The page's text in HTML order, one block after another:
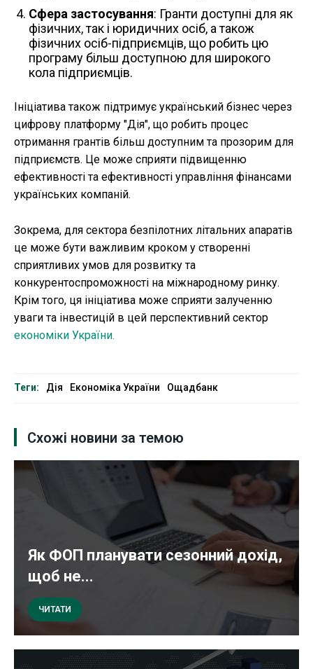
Сфера застосування: Гранти доступні для як
фізичних, так і юридичних осіб, а також
фізичних осіб-підприємців, що робить цю
програму більш доступною для широкого
кола підприємців.
Ініціатива також підтримує український бізнес через
цифрову платформу "Дія", що робить процес
отримання грантів більш доступним та прозорим для
підприємств. Це може сприяти підвищенню
ефективності та ефективності управління фінансами
українських компаній.
Зокрема, для сектора безпілотних літальних апаратів
це може бути важливим кроком у створенні
сприятливих умов для розвитку та
конкурентоспроможності на міжнародному ринку.
Крім того, ця ініціатива може сприяти залученню
уваги та інвестицій в цей перспективний сектор
економіки України.
Теги: Дія Економіка України Ощадбанк
Схожі новини за темою
Як ФОП планувати сезонний дохід,
щоб не...
ЧИТАТИ